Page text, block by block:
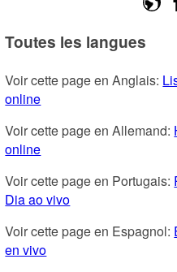
Toutes les langues
Voir cette page en Anglais:
online
Voir cette page en Allemand:
online
Voir cette page en Portugais:
Dia ao vivo
Voir cette page en Espagnol:
en vivo